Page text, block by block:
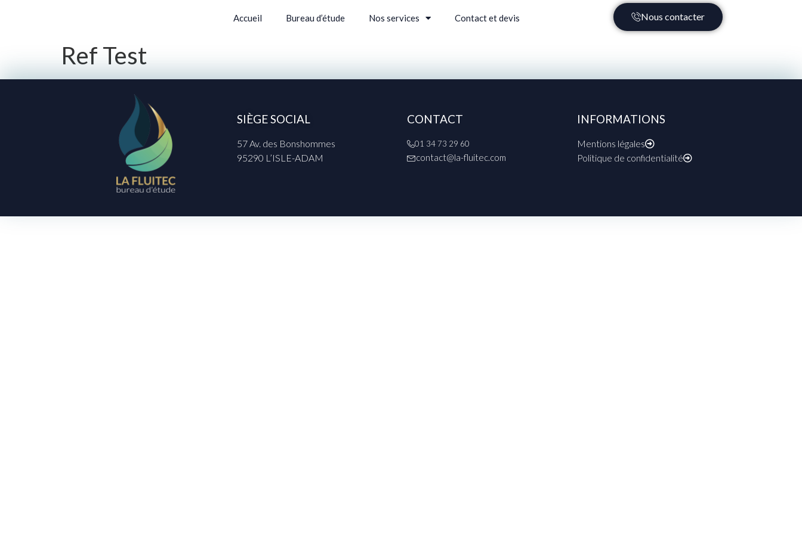
Accueil Bureau d’étude Nos services Contact et devis Nous contacter
Ref Test
SIÈGE SOCIAL
57 Av. des Bonshommes
95290 L’ISLE-ADAM
CONTACT
01 34 73 29 60
contact@la-fluitec.com
INFORMATIONS
Mentions légales
Politique de confidentialité